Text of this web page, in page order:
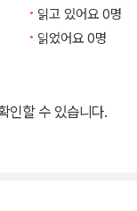
읽고 있어요 0명
읽었어요 0명
인할 수 있습니다.